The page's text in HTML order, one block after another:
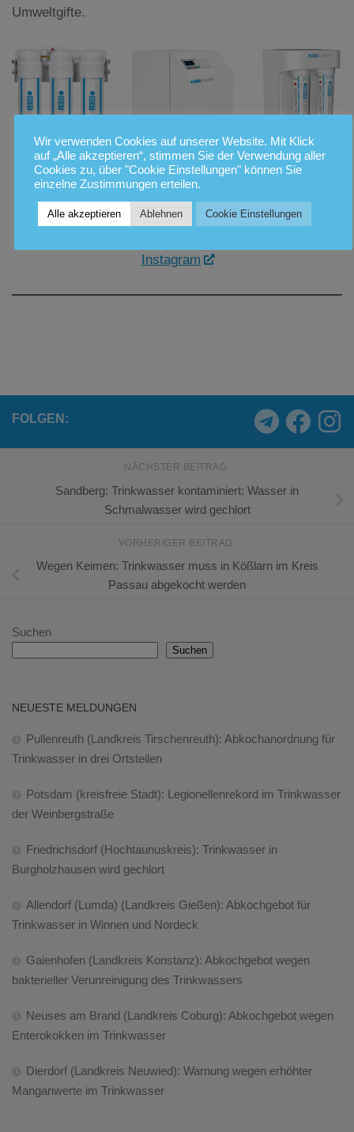
Umweltgifte.
Wasserfilter Übersicht
Instagram
FOLGEN:
NÄCHSTER BEITRAG
Sandberg: Trinkwasser kontaminiert: Wasser in
Schmalwasser wird gechlort
VORHERIGER BEITRAG
Wegen Keimen: Trinkwasser muss in Kößlarn im Kreis
Passau abgekocht werden
Suchen
Suchen
NEUESTE MELDUNGEN
Pullenreuth (Landkreis Tirschenreuth): Abkochanordnung für
Trinkwasser in drei Ortsteilen
Potsdam (kreisfreie Stadt): Legionellenrekord im Trinkwasser
der Weinbergstraße
Friedrichsdorf (Hochtaunuskreis): Trinkwasser in
Burgholzhausen wird gechlort
Allendorf (Lumda) (Landkreis Gießen): Abkochgebot für
Trinkwasser in Winnen und Nordeck
Gaienhofen (Landkreis Konstanz): Abkochgebot wegen
bakterieller Verunreinigung des Trinkwassers
Neuses am Brand (Landkreis Coburg): Abkochgebot wegen
Enterokokken im Trinkwasser
Dierdorf (Landkreis Neuwied): Warnung wegen erhöhter
Manganwerte im Trinkwasser
Wir verwenden Cookies auf unserer Website. Mit Klick
auf „Alle akzeptieren“, stimmen Sie der Verwendung aller
Cookies zu, über "Cookie Einstellungen" können Sie
einzelne Zustimmungen erteilen.
Alle akzeptieren Ablehnen Cookie Einstellungen